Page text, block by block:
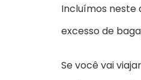
Incluímos neste
excesso de
Se você vai